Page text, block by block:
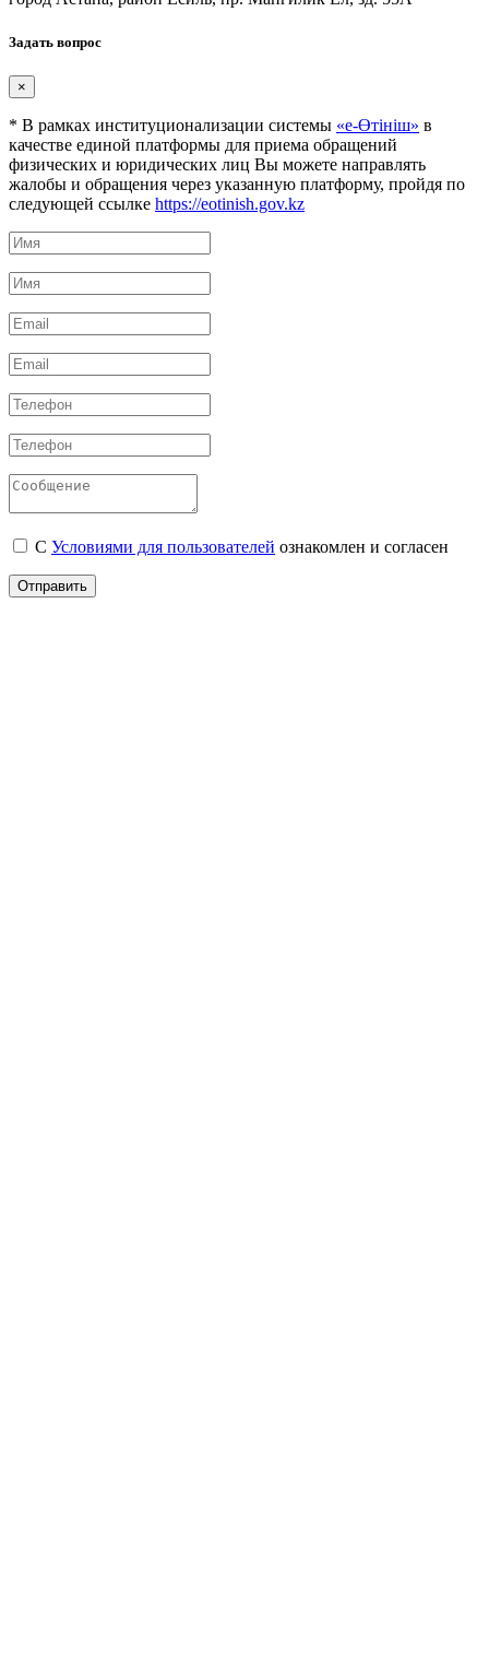
Задать вопрос
×
* В рамках институционализации системы «е-Өтініш» в
качестве единой платформы для приема обращений
физических и юридических лиц Вы можете направлять
жалобы и обращения через указанную платформу, пройдя по
следующей ссылке https://eotinish.gov.kz
С Условиями для пользователей ознакомлен и согласен
Отправить